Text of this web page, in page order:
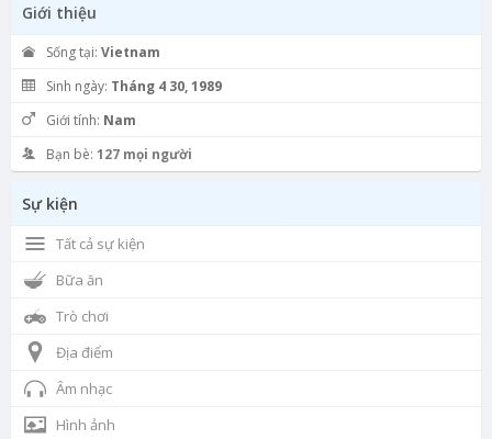
Giới thiệu
Sống tại: Vietnam
Sinh ngày: Tháng 4 30, 1989
Giới tính: Nam
Bạn bè: 127 mọi người
Sự kiện
Tất cả sự kiện
Bữa ăn
Trò chơi
Địa điểm
Âm nhạc
Hình ảnh